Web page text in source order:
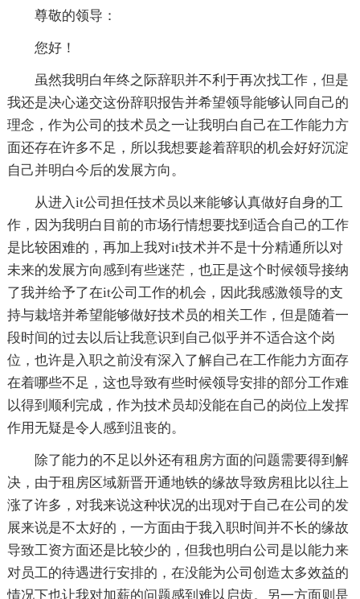
尊敬的领导：
您好！
虽然我明白年终之际辞职并不利于再次找工作，但是
我还是决心递交这份辞职报告并希望领导能够认同自己的
理念，作为公司的技术员之一让我明白自己在工作能力方
面还存在许多不足，所以我想要趁着辞职的机会好好沉淀
自己并明白今后的发展方向。
从进入it公司担任技术员以来能够认真做好自身的工
作，因为我明白目前的市场行情想要找到适合自己的工作
是比较困难的，再加上我对it技术并不是十分精通所以对
未来的发展方向感到有些迷茫，也正是这个时候领导接纳
了我并给予了在it公司工作的机会，因此我感激领导的支
持与栽培并希望能够做好技术员的相关工作，但是随着一
段时间的过去以后让我意识到自己似乎并不适合这个岗
位，也许是入职之前没有深入了解自己在工作能力方面存
在着哪些不足，这也导致有些时候领导安排的部分工作难
以得到顺利完成，作为技术员却没能在自己的岗位上发挥
作用无疑是令人感到沮丧的。
除了能力的不足以外还有租房方面的问题需要得到解
决，由于租房区域新晋开通地铁的缘故导致房租比以往上
涨了许多，对我来说这种状况的出现对于自己在公司的发
展来说是不太好的，一方面由于我入职时间并不长的缘故
导致工资方面还是比较少的，但我也明白公司是以能力来
对员工的待遇进行安排的，在没能为公司创造太多效益的
情况下也让我对加薪的问题感到难以启齿。另一方面则是